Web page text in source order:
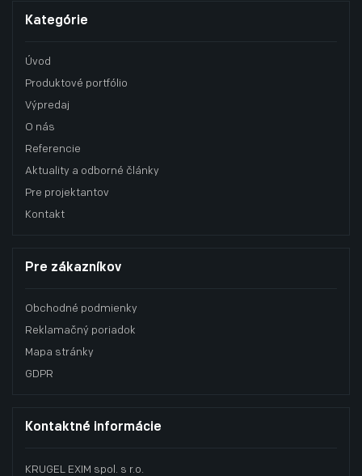
Kategórie
Úvod
Produktové portfólio
Výpredaj
O nás
Referencie
Aktuality a odborné články
Pre projektantov
Kontakt
Pre zákazníkov
Obchodné podmienky
Reklamačný poriadok
Mapa stránky
GDPR
Kontaktné informácie
KRUGEL EXIM spol. s r.o.